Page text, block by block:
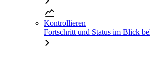
Kontrollieren
Fortschritt und Status im Blick